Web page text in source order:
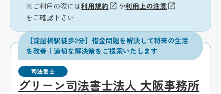
※ご利用の際には利用規約 や利用上の注意
をご確認下さい
【淀屋橋駅徒歩2分】借金問題を解決して将来の生活
を改善｜適切な解決策をご提案いたします
司法書士
グリーン司法書士法人 大阪事務所